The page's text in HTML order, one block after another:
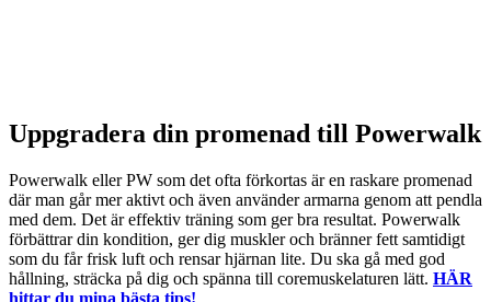
Uppgradera din promenad till Powerwalk
Powerwalk eller PW som det ofta förkortas är en raskare promenad
där man går mer aktivt och även använder armarna genom att pendla
med dem. Det är effektiv träning som ger bra resultat. Powerwalk
förbättrar din kondition, ger dig muskler och bränner fett samtidigt
som du får frisk luft och rensar hjärnan lite. Du ska gå med god
hållning, sträcka på dig och spänna till coremuskelaturen lätt. HÄR